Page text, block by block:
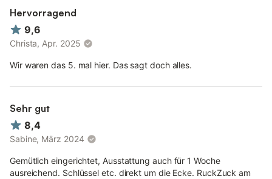
Hervorragend
9,6
Christa, Apr. 2025
Wir waren das 5. mal hier. Das sagt doch alles.
Sehr gut
8,4
Sabine, März 2024
Gemütlich eingerichtet, Ausstattung auch für 1 Woche
ausreichend. Schlüssel etc. direkt um die Ecke. RuckZuck am